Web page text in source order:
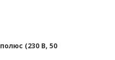
(230 В, 50